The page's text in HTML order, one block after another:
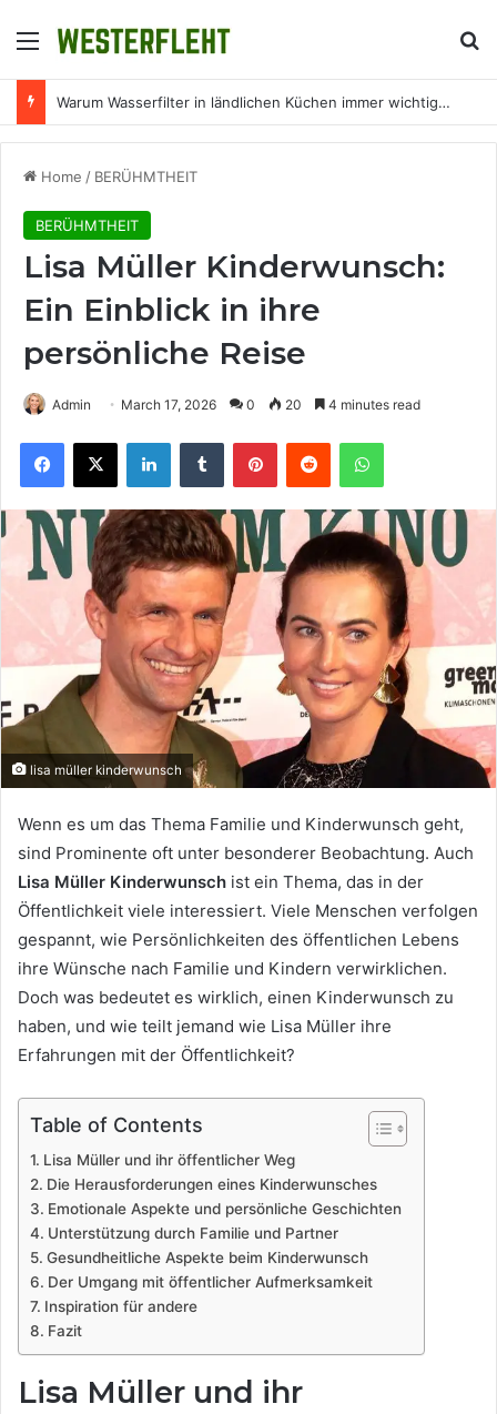
Menu
Warum Wasserfilter in ländlichen Küchen immer wichtiger werden
Home / BERÜHMTHEIT
BERÜHMTHEIT
Lisa Müller Kinderwunsch:
Ein Einblick in ihre
persönliche Reise
Admin March 17, 2026 0 20 4 minutes read
Facebook
X LinkedInTumblr PinterestReddit WhatsApp
lisa müller kinderwunsch
Wenn es um das Thema Familie und Kinderwunsch geht,
sind Prominente oft unter besonderer Beobachtung. Auch
Lisa Müller Kinderwunsch ist ein Thema, das in der
Öffentlichkeit viele interessiert. Viele Menschen verfolgen
gespannt, wie Persönlichkeiten des öffentlichen Lebens
ihre Wünsche nach Familie und Kindern verwirklichen.
Doch was bedeutet es wirklich, einen Kinderwunsch zu
haben, und wie teilt jemand wie Lisa Müller ihre
Erfahrungen mit der Öffentlichkeit?
Table of Contents
Lisa Müller und ihr öffentlicher Weg
Die Herausforderungen eines Kinderwunsches
Emotionale Aspekte und persönliche Geschichten
Unterstützung durch Familie und Partner
Gesundheitliche Aspekte beim Kinderwunsch
Der Umgang mit öffentlicher Aufmerksamkeit
Inspiration für andere
Fazit
Lisa Müller und ihr